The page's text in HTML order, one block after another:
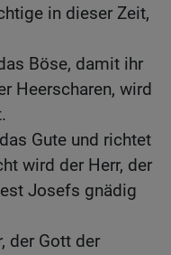
in dieser Zeit,
Böse, damit ihr
Heerscharen, wird
Gute und richtet
wird der Herr, der
Josefs gnädig
der Gott der